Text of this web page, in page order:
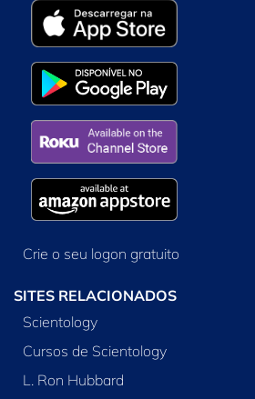
Crie o seu logon gratuito
SITES RELACIONADOS
Scientology
Cursos de Scientology
L. Ron Hubbard